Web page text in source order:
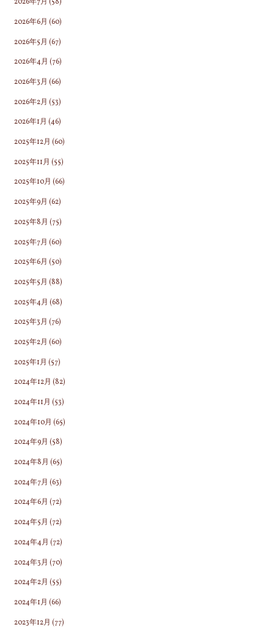
2026年7月 (58)
2026年6月 (60)
2026年5月 (67)
2026年4月 (76)
2026年3月 (66)
2026年2月 (53)
2026年1月 (46)
2025年12月 (60)
2025年11月 (55)
2025年10月 (66)
2025年9月 (62)
2025年8月 (75)
2025年7月 (60)
2025年6月 (50)
2025年5月 (88)
2025年4月 (68)
2025年3月 (76)
2025年2月 (60)
2025年1月 (57)
2024年12月 (82)
2024年11月 (53)
2024年10月 (65)
2024年9月 (58)
2024年8月 (65)
2024年7月 (63)
2024年6月 (72)
2024年5月 (72)
2024年4月 (72)
2024年3月 (70)
2024年2月 (55)
2024年1月 (66)
2023年12月 (77)